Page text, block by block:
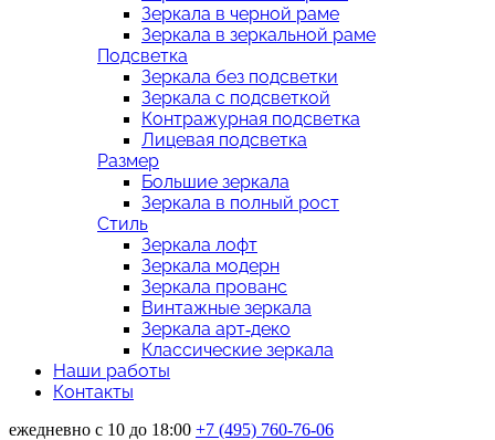
Зеркала в черной раме
Зеркала в зеркальной раме
Подсветка
Зеркала без подсветки
Зеркала с подсветкой
Контражурная подсветка
Лицевая подсветка
Размер
Большие зеркала
Зеркала в полный рост
Стиль
Зеркала лофт
Зеркала модерн
Зеркала прованс
Винтажные зеркала
Зеркала арт-деко
Классические зеркала
Наши работы
Контакты
ежедневно с 10 до 18:00 +7 (495) 760-76-06